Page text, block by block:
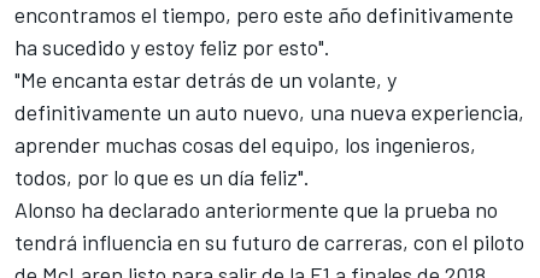
encontramos el tiempo, pero este año definitivamente
ha sucedido y estoy feliz por esto".
"Me encanta estar detrás de un volante, y
definitivamente un auto nuevo, una nueva experiencia,
aprender muchas cosas del equipo, los ingenieros,
todos, por lo que es un día feliz".
Alonso ha declarado anteriormente que la prueba no
tendrá influencia en su futuro de carreras, con el piloto